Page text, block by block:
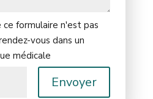
ce formulaire n'est pas
vous dans un
médicale
Envoyer